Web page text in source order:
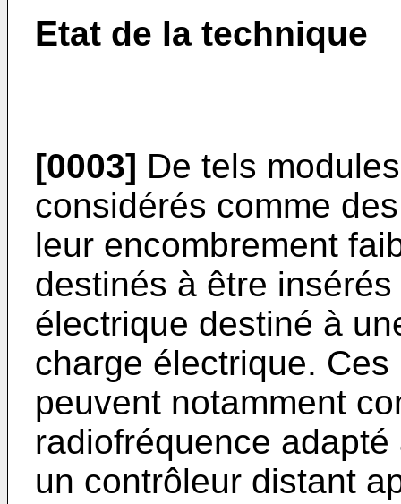
Etat de la technique
[0003] De tels
considérés comme
leur encombrement
destinés à être
électrique destiné à
charge électrique.
peuvent notamment
radiofréquence
un contrôleur distant